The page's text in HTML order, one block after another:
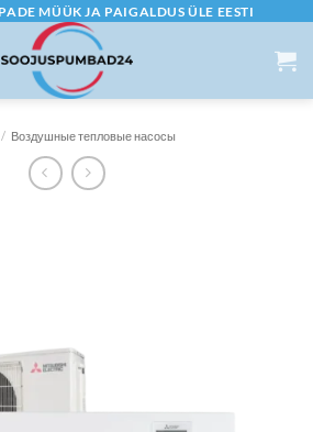
MÜÜK JA PAIGALDUS ÜLE EESTI
/ Воздушные тепловые насосы